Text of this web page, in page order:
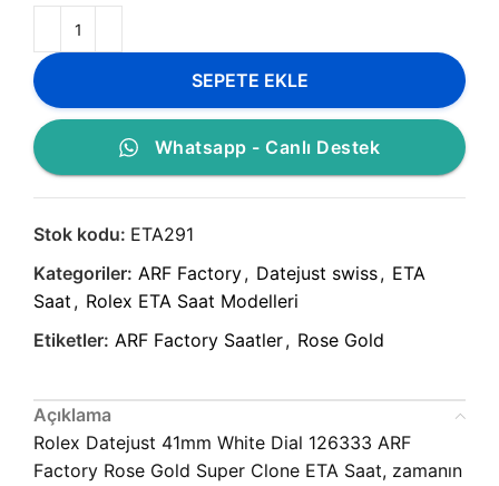
SEPETE EKLE
Whatsapp - Canlı Destek
Stok kodu: ETA291
Kategoriler: ARF Factory, Datejust swiss, ETA
Saat , Rolex ETA Saat Modelleri
Etiketler: ARF Factory Saatler, Rose Gold
Açıklama
Rolex Datejust 41mm White Dial 126333 ARF
Factory Rose Gold Super Clone ETA Saat, zamanın